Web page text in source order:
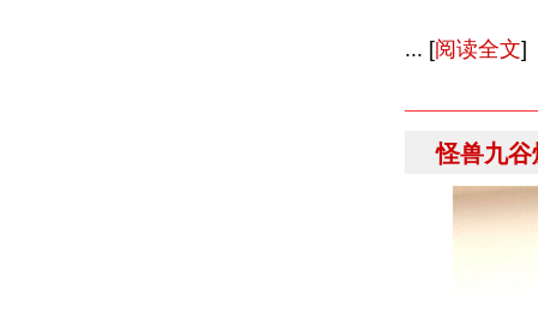
... [阅读全文]
怪兽九谷